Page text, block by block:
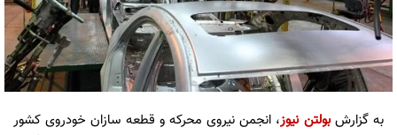
به گزارشبولتن نیوز، انجمن نیروی محرکه و قطعه سازان خودروی کشور